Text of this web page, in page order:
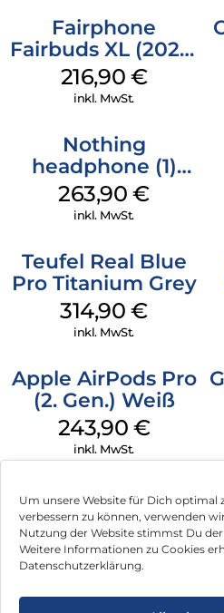
Um unsere Website für Dich optimal
verbessern zu können, verwenden
Nutzung der Website stimmst Du
Weitere Informationen zu Cookies
Datenschutzerklärung.
Fairphone
Fairbuds XL (2025)
Horizon Black
216,90 €
inkl. MwSt.
Nothing
headphone (1)
Schwarz
263,90€
inkl. MwSt.
Teufel Real Blue
Pro Titanium Grey
314,90€
inkl. MwSt.
Apple AirPods Pro
(2. Gen.) Weiß
243,90 €
inkl. MwSt.
Impressum